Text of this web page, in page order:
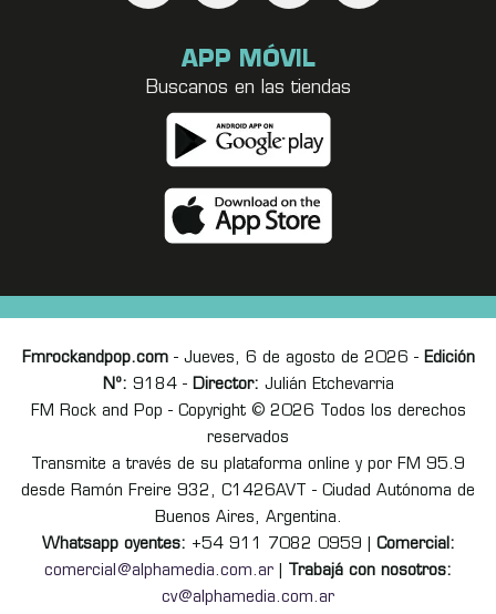
APP MÓVIL
Buscanos en las tiendas
Fmrockandpop.com- Jueves, 6 de agosto de 2026 - Edición
Nº: 9184 - Director: Julián Etchevarria
FM Rock and Pop - Copyright © 2026 Todos los derechos
reservados
Transmite a través de su plataforma online y por FM 95.9
desde Ramón Freire 932, C1426AVT - Ciudad Autónoma de
Buenos Aires, Argentina.
Whatsapp oyentes: +54 911 7082 0959 | Comercial:
comercial@alphamedia.com.ar
Trabajá con nosotros:
cv@alphamedia.com.ar